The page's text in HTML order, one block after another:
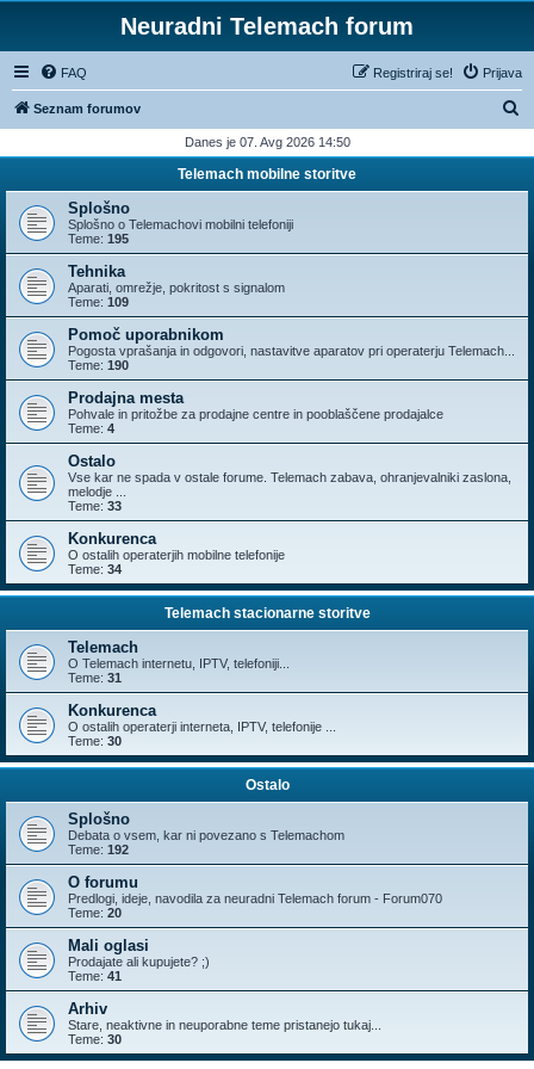
Neuradni Telemach forum
FAQ Prijava
Registriraj se!
Seznam forumov
a
j
Danes je 07. Avg 2026 14:50
Telemach mobilne storitve
Splošno
Splošno o Telemachovi mobilni telefoniji
Teme: 195
Tehnika
Aparati, omrežje, pokritost s signalom
Teme: 109
Pomoč uporabnikom
Pogosta vprašanja in odgovori, nastavitve aparatov pri operaterju Telemach...
Teme: 190
Prodajna mesta
Pohvale in pritožbe za prodajne centre in pooblaščene prodajalce
Teme: 4
Ostalo
Vse kar ne spada v ostale forume. Telemach zabava, ohranjevalniki zaslona,
melodje ...
Teme: 33
Konkurenca
O ostalih operaterjih mobilne telefonije
Teme: 34
Telemach stacionarne storitve
Telemach
O Telemach internetu, IPTV, telefoniji...
Teme: 31
Konkurenca
O ostalih operaterji interneta, IPTV, telefonije ...
Teme: 30
Ostalo
Splošno
Debata o vsem, kar ni povezano s Telemachom
Teme: 192
O forumu
Predlogi, ideje, navodila za neuradni Telemach forum - Forum070
Teme: 20
Mali oglasi
Prodajate ali kupujete? ;)
Teme: 41
Arhiv
Stare, neaktivne in neuporabne teme pristanejo tukaj...
Teme: 30